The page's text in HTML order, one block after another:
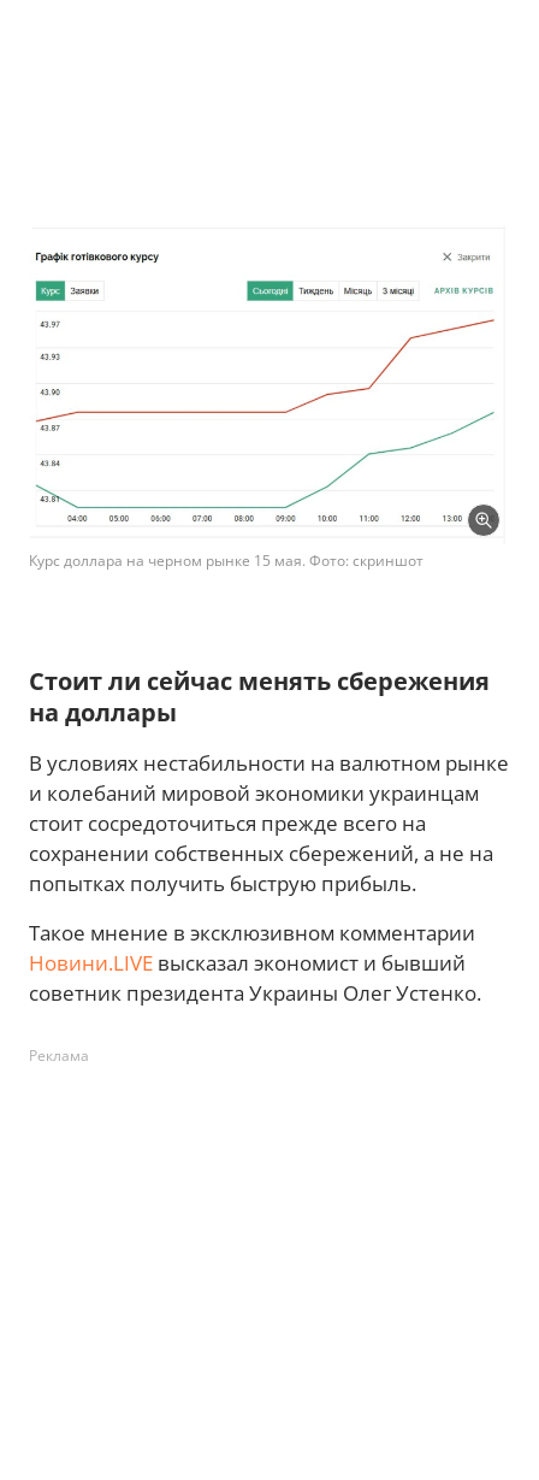
Курс доллара на черном рынке 15 мая. Фото: скриншот
Стоит ли сейчас менять сбережения
на доллары
В условиях нестабильности на валютном рынке
и колебаний мировой экономики украинцам
стоит сосредоточиться прежде всего на
сохранении собственных сбережений, а не на
попытках получить быструю прибыль.
Такое мнение в эксклюзивном комментарии
Новини.LIVE высказал экономист и бывший
советник президента Украины Олег Устенко.
Реклама